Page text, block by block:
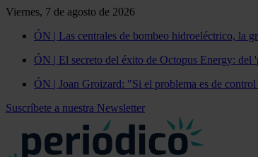
Viernes, 7 de agosto de 2026
ÓN | Las centrales de bombeo hidroeléctrico, la
ÓN | El secreto del éxito de Octopus Energy: del
ÓN | Joan Groizard: "Si el problema es de
Suscríbete a nuestra Newsletter